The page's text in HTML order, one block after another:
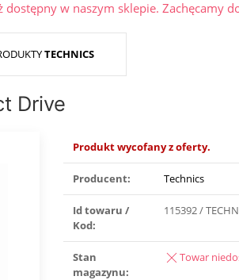
w naszym sklepie.
TECHNICS
Drive
Produkt wycofany z oferty.
Producent: Technics
Id towaru /
Kod:
115392 /
Stan
magazynu:
Towar